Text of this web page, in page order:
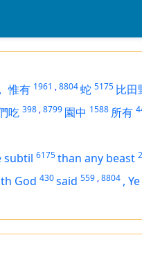
， 惟有 1961 ,8804蛇 5175 比田
吃 398 ,8799 園中 1588 所有
subtil 6175than any beast
God 430said 559 ,8804 ,